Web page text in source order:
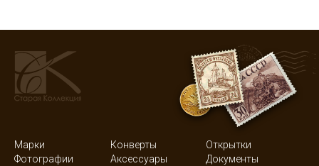
Марки Конверты
Открытки
Фотографии
Аксессуары Документы